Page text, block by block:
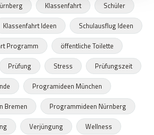
Klassenfahrt
Schüler
Klassenfahrt Ideen
Schulausflug Ideen
Programm
öffentliche Toilette
Prüfung Stress
Prüfungszeit
Programideen München
Bremen
Programmideen Nürnberg
Verjüngung
Wellness